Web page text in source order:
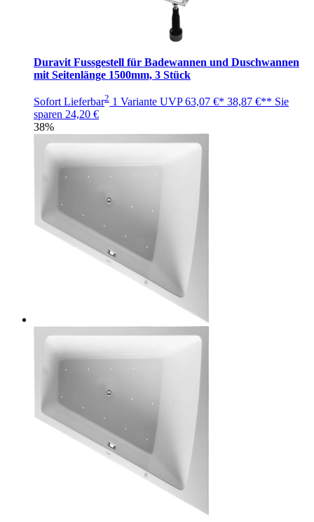
Duravit Fussgestell für Badewannen und Duschwannen
mit Seitenlänge 1500mm, 3 Stück
Sofort Lieferbar2 1 Variante UVP63,07 €* 38,87 €** Sie
sparen 24,20 €
38%